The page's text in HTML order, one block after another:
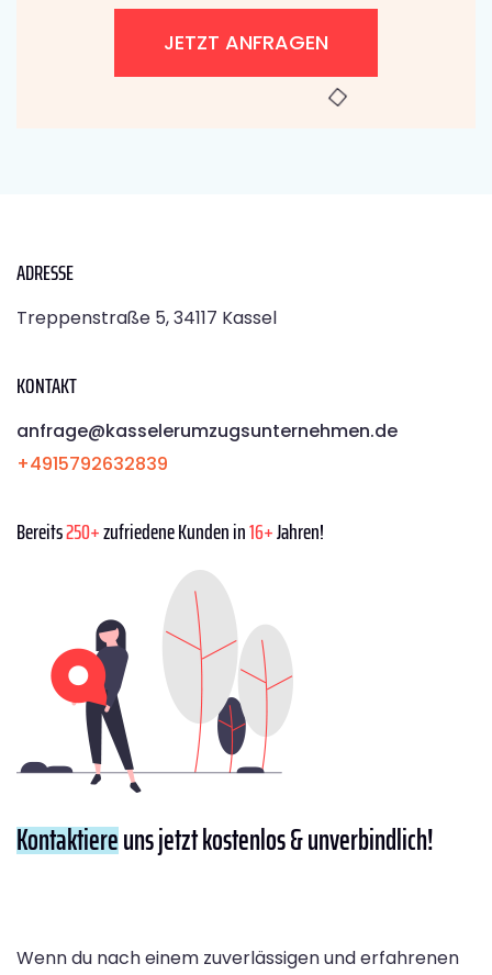
JETZT ANFRAGEN
ADRESSE
Treppenstraße 5, 34117 Kassel
KONTAKT
anfrage@kasselerumzugsunternehmen.de
+4915792632839
Bereits250+zufriedene Kunden in16+Jahren!
Kontaktiereuns jetzt kostenlos & unverbindlich!
Wenn du nach einem zuverlässigen und erfahrenen